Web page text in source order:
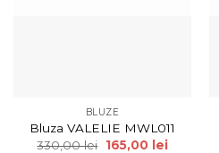
BLUZE
Bluza VALELIE MWL011
330,00lei 165,00 lei